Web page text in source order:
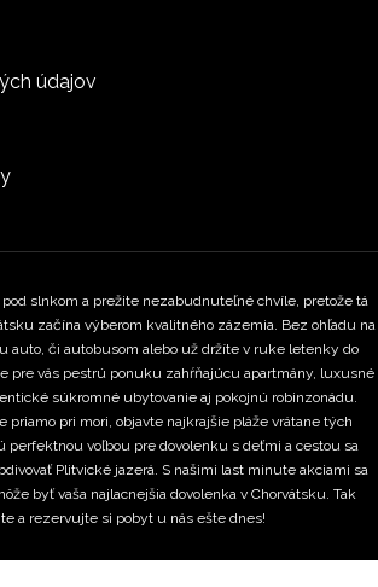
údajov
slnkom a prežite nezabudnuteľné chvíle, pretože tá
začína výberom kvalitného zázemia. Bez ohľadu na
auto, či autobusom alebo už držíte v ruke letenky do
pre vás pestrú ponuku zahŕňajúcu apartmány, luxusné
súkromné ubytovanie aj pokojnú robinzonádu.
priamo pri mori, objavte najkrajšie pláže vrátane tých
perfektnou voľbou pre dovolenku s deťmi a cestou sa
Plitvické jazerá. S našimi last minute akciami sa
byť vaša najlacnejšia dovolenka v Chorvátsku. Tak
a rezervujte si pobyt u nás ešte dnes!